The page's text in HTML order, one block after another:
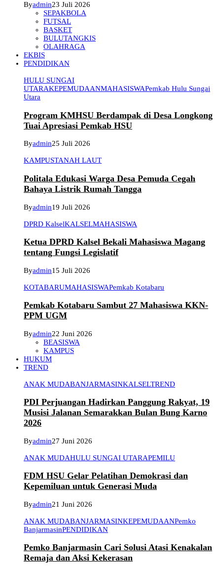
Byadmin23 Juli 2026
SEPAKBOLA
FUTSAL
BASKET
BULUTANGKIS
OLAHRAGA
EKBIS
PENDIDIKAN
HULU SUNGAI
UTARAKEPEMUDAANMAHASISWAPemkab Hulu Sungai
Utara
Program KMHSU Berdampak di Desa Longkong
Tuai Apresiasi Pemkab HSU
Byadmin25 Juli 2026
KAMPUSTANAH LAUT
Politala Edukasi Warga Desa Pemuda Cegah
Bahaya Listrik Rumah Tangga
Byadmin19 Juli 2026
DPRD KalselKALSELMAHASISWA
Ketua DPRD Kalsel Bekali Mahasiswa Magang
tentang Fungsi Legislatif
Byadmin15 Juli 2026
KOTABARUMAHASISWAPemkab Kotabaru
Pemkab Kotabaru Sambut 27 Mahasiswa KKN-
PPM UGM
Byadmin22 Juni 2026
BEASISWA
KAMPUS
HUKUM
TREND
ANAK MUDABANJARMASINKALSELTREND
PDI Perjuangan Hadirkan Panggung Rakyat, 19
Musisi Jalanan Semarakkan Bulan Bung Karno
2026
Byadmin27 Juni 2026
ANAK MUDAHULU SUNGAI UTARAPEMILU
FDM HSU Gelar Pelatihan Demokrasi dan
Kepemiluan untuk Generasi Muda
Byadmin21 Juni 2026
ANAK MUDABANJARMASINKEPEMUDAANPemko
BanjarmasinPENDIDIKAN
Pemko Banjarmasin Cari Solusi Atasi Kenakalan
Remaja dan Aksi Kekerasan